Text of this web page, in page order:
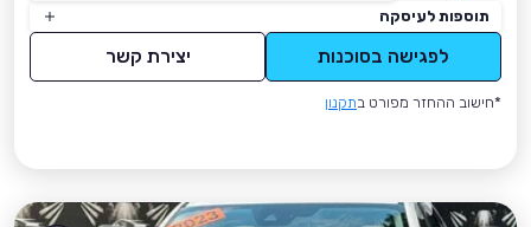
תוספות לעיסקה
לפגישה בסוכנות יצירת קשר
*חישוב ההחזר מפורט בתקנון